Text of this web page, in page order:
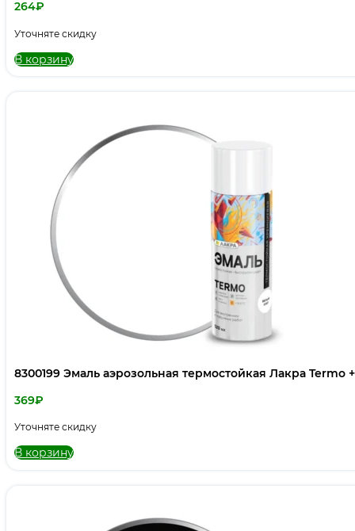
264₽
Уточняте скидку
В корзину
8300199 Эмаль аэрозольная термостойкая Лакра Termo
369₽
Уточняте скидку
В корзину